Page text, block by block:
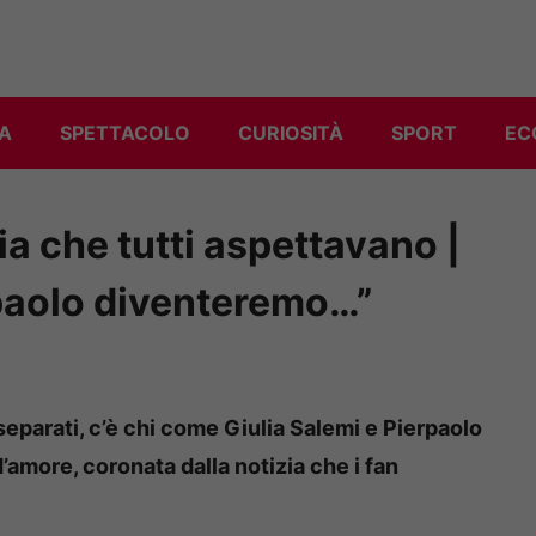
SPETTACOLO CURIOSITÀ SPORT
che tutti aspettavano |
diventeremo…”
c’è chi come Giulia Salemi e Pierpaolo
coronata dalla notizia che i fan